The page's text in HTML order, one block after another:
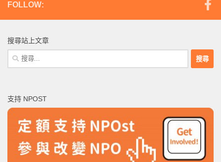
FOLLOW:
搜尋站上文章
搜
尋
字:
支持 NPOST